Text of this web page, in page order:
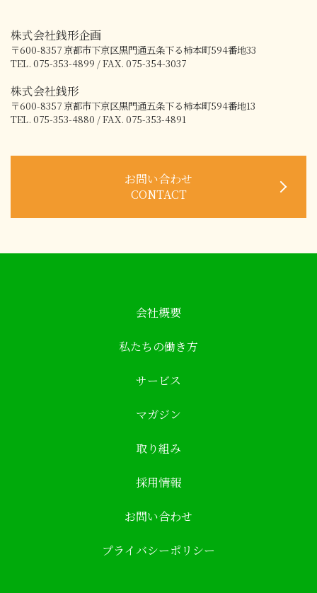
株式会社銭形企画
〒600-8357京都市下京区黒門通五条下る柿本町594番地33
TEL. 075-353-4899 / FAX. 075-354-3037
株式会社銭形
〒600-8357京都市下京区黒門通五条下る柿本町594番地13
TEL. 075-353-4880 / FAX. 075-353-4891
お問い合わせ
CONTACT
会社概要
私たちの働き方
サービス
マガジン
取り組み
採用情報
お問い合わせ
プライバシーポリシー